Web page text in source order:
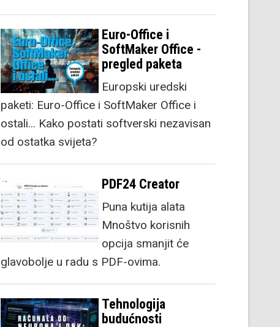
Euro-Office i
SoftMaker Office -
pregled paketa
Europski uredski
paketi: Euro-Office i SoftMaker Office i
ostali... Kako postati softverski nezavisan
od ostatka svijeta?
PDF24 Creator
Puna kutija alata
Mnoštvo korisnih
opcija smanjit će
glavobolje u radu s PDF-ovima.
Tehnologija
budućnosti